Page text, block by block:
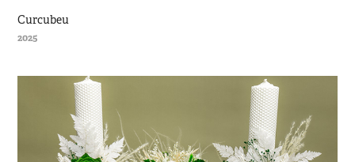
Curcubeu
2025